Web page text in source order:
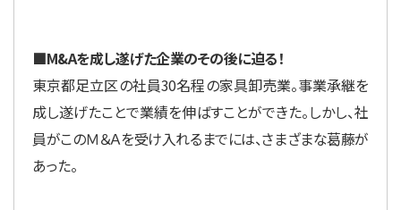
■M&Aを成し遂げた企業のその後に迫る！
東京都足立区の社員30名程の家具卸売業。事業承継を
成し遂げたことで業績を伸ばすことができた。しかし、社
員がこのＭ＆Ａを受け入れるまでには、さまざまな葛藤が
あった。